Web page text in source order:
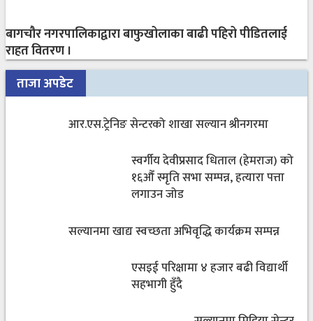
बागचौर नगरपालिकाद्वारा बाफुखोलाका बाढी पहिरो पीडितलाई
राहत वितरण ।
ताजा अपडेट
आर.एस.ट्रेनिङ सेन्टरको शाखा सल्यान श्रीनगरमा
स्वर्गीय देवीप्रसाद धिताल (हेमराज) को
१६औँ स्मृति सभा सम्पन्न, हत्यारा पत्ता
लगाउन जोड
सल्यानमा खाद्य स्वच्छता अभिवृद्धि कार्यक्रम सम्पन्न
एसइई परिक्षामा ४ हजार बढी विद्यार्थी
सहभागी हुँदै